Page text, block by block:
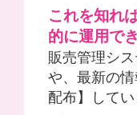
これを知れ
的に運用で
販売管理シ
や、最新の
配布】して